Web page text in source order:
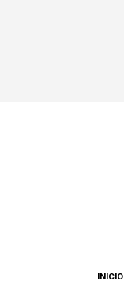
INICIO